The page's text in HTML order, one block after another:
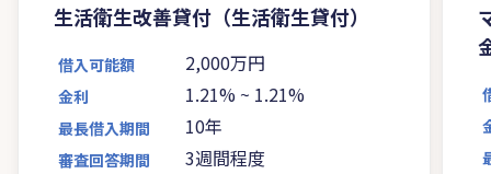
生活衛生改善貸付（生活衛生貸付）
借入可能額 2,000万円
金利 1.21% ~ 1.21%
最長借入期間 10年
審査回答期間 3週間程度